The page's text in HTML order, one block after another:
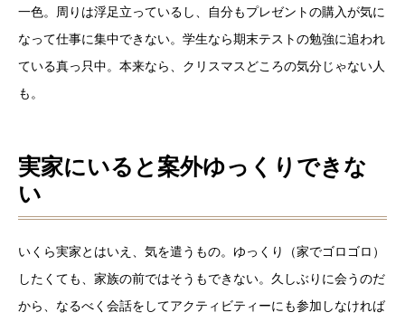
一色。周りは浮足立っているし、自分もプレゼントの購入が気に
なって仕事に集中できない。学生なら期末テストの勉強に追われ
ている真っ只中。本来なら、クリスマスどころの気分じゃない人
も。
実家にいると案外ゆっくりできな
い
いくら実家とはいえ、気を遣うもの。ゆっくり（家でゴロゴロ）
したくても、家族の前ではそうもできない。久しぶりに会うのだ
から、なるべく会話をしてアクティビティーにも参加しなければ